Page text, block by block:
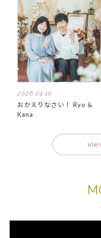
2026.04.10
おかえりなさい！ Ryo &
Kana